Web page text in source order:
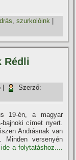
,szurkolóink
Rédli
Szerző:
19-én, a magyar
bajnoki cí­met nyert.
Andrásnak van
Minden versenyén
a folytatáshoz....